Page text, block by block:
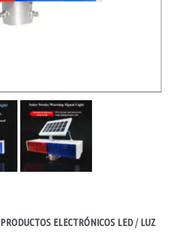
PRODUCTOS ELECTRÓNICOS LED/LUZ